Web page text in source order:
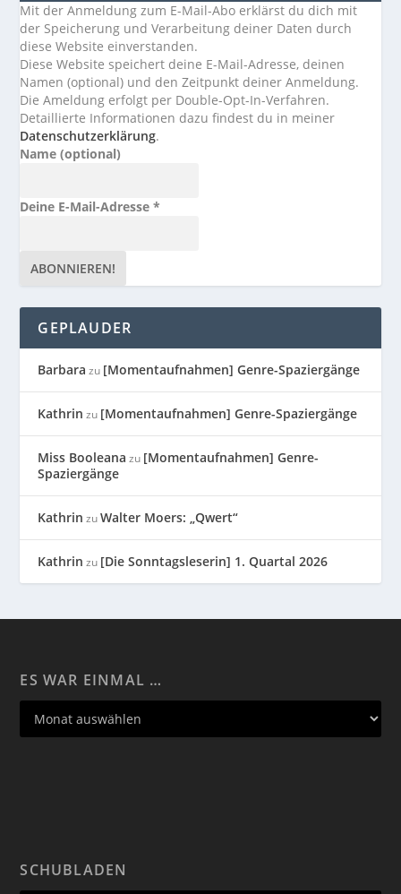
Mit der Anmeldung zum E-Mail-Abo erklärst du dich mit
der Speicherung und Verarbeitung deiner Daten durch
diese Website einverstanden.
Diese Website speichert deine E-Mail-Adresse, deinen
Namen (optional) und den Zeitpunkt deiner Anmeldung.
Die Ameldung erfolgt per Double-Opt-In-Verfahren.
Detaillierte Informationen dazu findest du in meiner
Datenschutzerklärung.
Name (optional)
Deine E-Mail-Adresse*
GEPLAUDER
Barbara zu [Momentaufnahmen] Genre-Spaziergänge
Kathrin zu [Momentaufnahmen] Genre-Spaziergänge
Miss Booleana zu [Momentaufnahmen] Genre-
Spaziergänge
Kathrin zuWalter Moers: „Qwert“
Kathrin zu [Die Sonntagsleserin] 1. Quartal 2026
ES WAR EINMAL …
SCHUBLADEN